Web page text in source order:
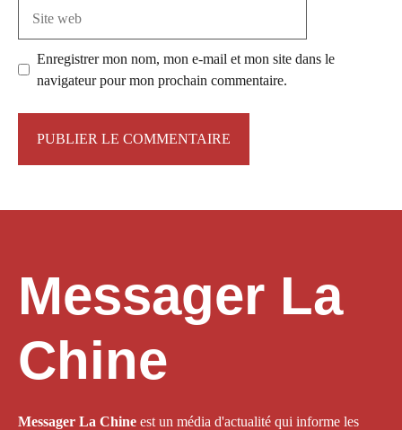
Enregistrer mon nom, mon e-mail et mon site dans le
navigateur pour mon prochain commentaire.
Messager La
Chine
Messager La Chine est un média d'actualité qui informe les